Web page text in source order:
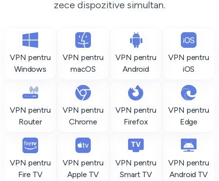
zece dispozitive simultan.
VPN pentru
Windows
VPN pentru
macOS
VPN pentru
Android
VPN pentru
iOS
VPN pentru
Router
VPN pentru
Chrome
VPN pentru
Firefox
VPN pentru
Edge
VPN pentru
Fire TV
VPN pentru
Apple TV
VPN pentru
Smart TV
VPN pentru
Android TV